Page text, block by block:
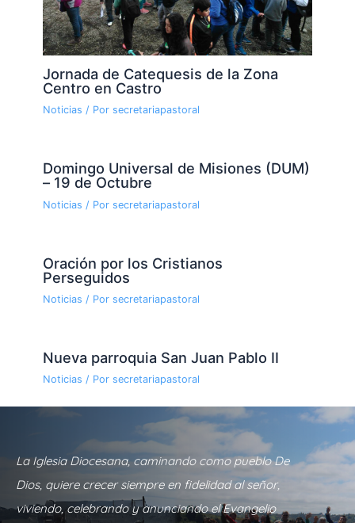
Jornada de Catequesis de la Zona
Centro en Castro
Noticias / Por secretariapastoral
Domingo Universal de Misiones (DUM)
– 19 de Octubre
Noticias / Por secretariapastoral
Oración por los Cristianos
Perseguidos
Noticias / Por secretariapastoral
Nueva parroquia San Juan Pablo II
Noticias / Por secretariapastoral
La Iglesia Diocesana, caminando como pueblo De
Dios, quiere crecer siempre en fidelidad al señor,
viviendo, celebrando y anunciando el Evangelio